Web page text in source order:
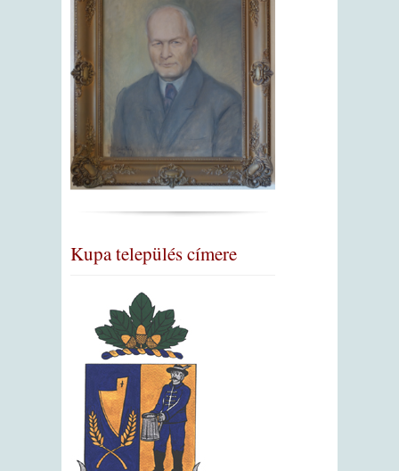
Kupa település címere